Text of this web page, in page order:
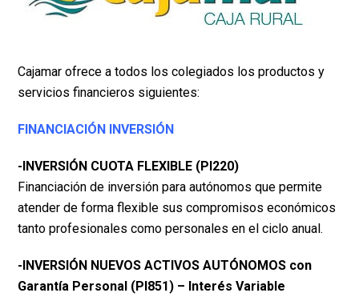
Cajamar ofrece a todos los colegiados los productos y
servicios financieros siguientes:
FINANCIACIÓN INVERSIÓN
-INVERSIÓN CUOTA FLEXIBLE (PI220)
Financiación de inversión para autónomos que permite
atender de forma flexible sus compromisos económicos
tanto profesionales como personales en el ciclo anual.
-INVERSIÓN NUEVOS ACTIVOS AUTÓNOMOS con
Garantía Personal (PI851) – Interés Variable